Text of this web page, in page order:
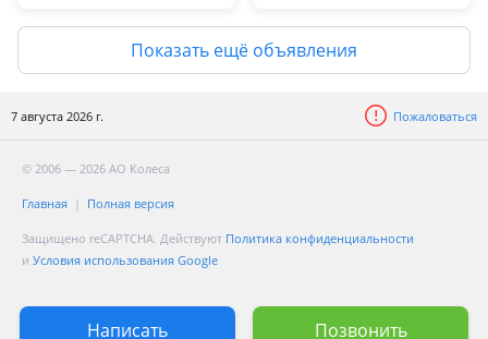
Показать ещё объявления
7 августа 2026 г. Пожаловаться
Написать Позвонить
© 2006 — 2026 АО Колеса
Главная Полная версия
Защищено reCAPTCHA. Действуют Политика конфиденциальности
и Условия использования Google